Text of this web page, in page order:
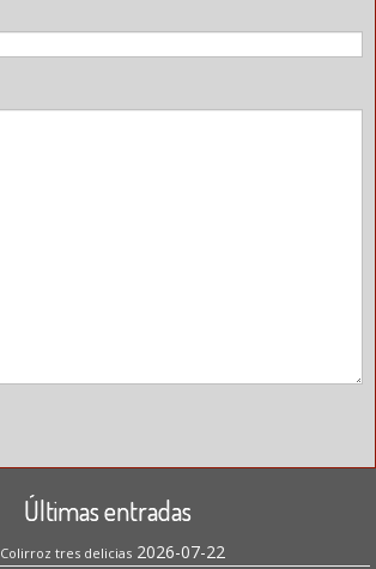
Últimas entradas
Colirroz tres delicias 2026-07-22